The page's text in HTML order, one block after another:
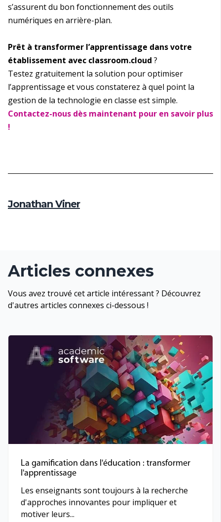
s’assurent du bon fonctionnement des outils
numériques en arrière-plan.
Prêt à transformer l’apprentissage dans votre
établissement avec classroom.cloud ?
Testez gratuitement la solution pour optimiser
l’apprentissage et vous constaterez à quel point la
gestion de la technologie en classe est simple.
Contactez-nous dès maintenant pour en savoir plus
!
Jonathan Viner
Articles connexes
Vous avez trouvé cet article intéressant ? Découvrez
d'autres articles connexes ci-dessous !
La gamification dans l'éducation : transformer
l'apprentissage
Les enseignants sont toujours à la recherche
d'approches innovantes pour impliquer et
motiver leurs...